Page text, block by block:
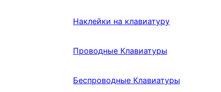
Наклейки на клавиатуру
Проводные Клавиатуры
Беспроводные Клавиатуры